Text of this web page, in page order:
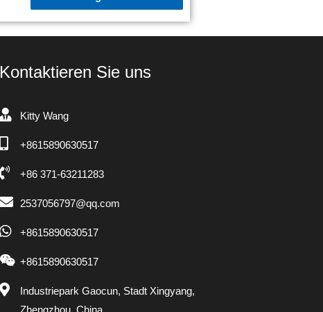
Kontaktieren Sie uns
Kitty Wang
+8615890630517
+86 371-63211283
2537056797@qq.com
+8615890630517
+8615890630517
Industriepark Gaocun, Stadt Xingyang,